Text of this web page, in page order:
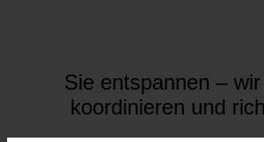
Sie entspannen –
koordinieren und